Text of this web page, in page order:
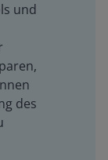
und
des